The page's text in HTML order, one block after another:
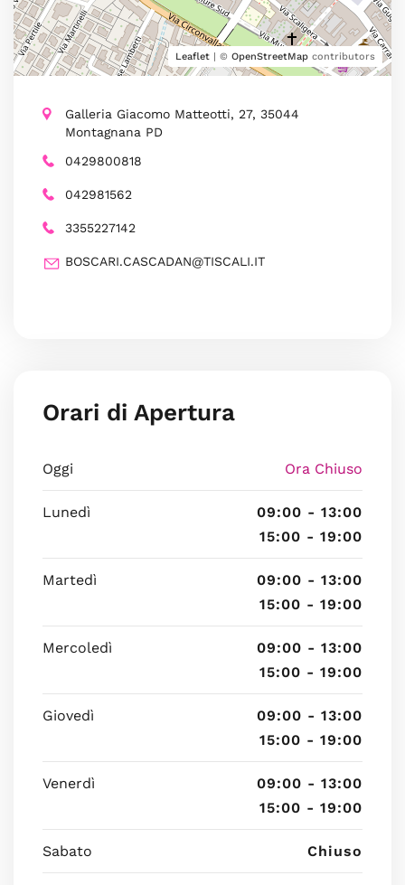
Leaflet | © OpenStreetMap contributors
Galleria Giacomo Matteotti, 27, 35044
Montagnana PD
0429800818
042981562
3355227142
BOSCARI.CASCADAN@TISCALI.IT
Orari di Apertura
Oggi Ora Chiuso
Lunedì
09:00 - 13:00
15:00 - 19:00
Martedì
09:00 - 13:00
15:00 - 19:00
Mercoledì
09:00 - 13:00
15:00 - 19:00
Giovedì
09:00 - 13:00
15:00 - 19:00
Venerdì
09:00 - 13:00
15:00 - 19:00
Sabato Chiuso